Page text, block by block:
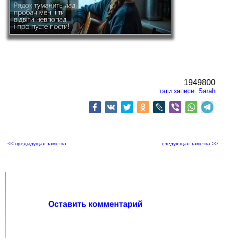
1949800
тэги записи: Sarah
<< предыдущая заметка следующая заметка >>
Оставить комментарий